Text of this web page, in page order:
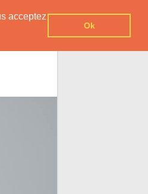
acceptez
Ok